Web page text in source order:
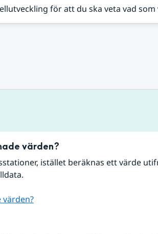
för att du ska veta vad som
värden?
istället beräknas ett värde